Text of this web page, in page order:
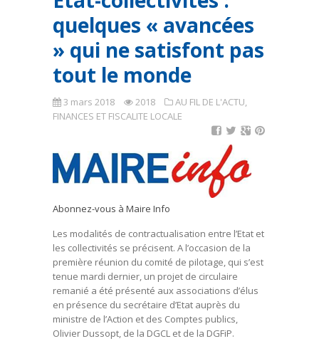
quelques « avancées
» qui ne satisfont pas
tout le monde
3 mars 2018 2018 AU FIL DE L'ACTU,
FINANCES ET FISCALITE LOCALE
Abonnez-vous à Maire Info
Les modalités de contractualisation entre l’Etat et
les collectivités se précisent. A l’occasion de la
première réunion du comité de pilotage, qui s’est
tenue mardi dernier, un projet de circulaire
remanié a été présenté aux associations d’élus
en présence du secrétaire d’Etat auprès du
ministre de l’Action et des Comptes publics,
Olivier Dussopt, de la DGCL et de la DGFiP.